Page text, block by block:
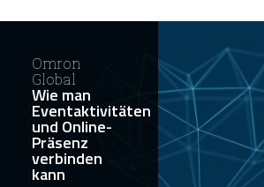
Omron
Global
Wie man
Eventaktivitäten
und Online-
Präsenz
verbinden
kann